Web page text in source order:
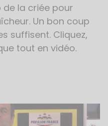
de la criée pour
Un bon coup
suffisent. Cliquez,
tout en vidéo.